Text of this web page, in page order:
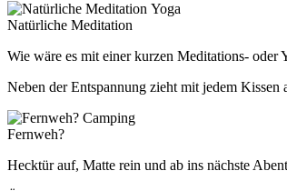
Yoga
Natürliche Meditation
Wie wäre es mit einer kurzen Meditations- oder
Neben der Entspannung zieht mit jedem
Camping
Fernweh?
Hecktür auf, Matte rein und ab ins nächste